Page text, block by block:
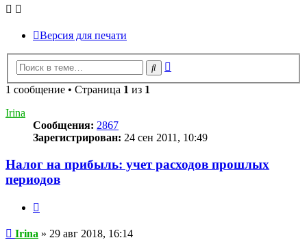
Версия для печати
Поиск
1 сообщение • Страница 1 из 1
Irina
Сообщения: 2867
Зарегистрирован: 24 сен 2011, 10:49
Налог на прибыль: учет расходов прошлых
периодов
Сообщение
Irina » 29 авг 2018, 16:14